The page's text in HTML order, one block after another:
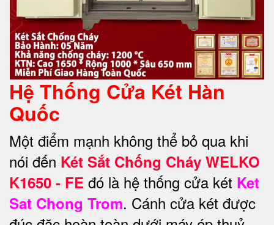
Hệ Thống Cửa Két Hàn
Quốc
Một điểm mạnh không thể bỏ qua khi
nói đến Két Sắt Chống Cháy WELKO
K1650 - FE đó là hệ thống cửa két Ket
Sat Chong Trom. Cánh cửa két được